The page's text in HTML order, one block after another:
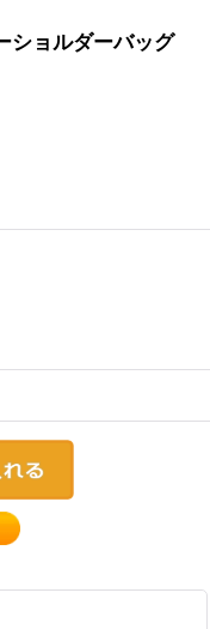
ショルダーバッグ